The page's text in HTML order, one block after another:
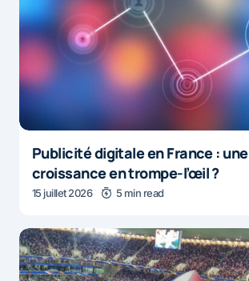
Publicité digitale en France : une
croissance en trompe-l’œil ?
15 juillet 2026 5 min read